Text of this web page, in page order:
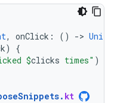
, onClick : () -> Unit
)
{
$clicks times" )
. kt